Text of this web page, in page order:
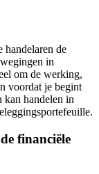
handelaren de
in
om de werking,
voordat je begint
kan handelen in
financiële